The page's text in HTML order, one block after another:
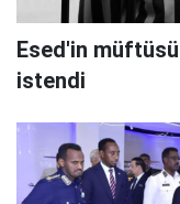
Esed'in
istendi